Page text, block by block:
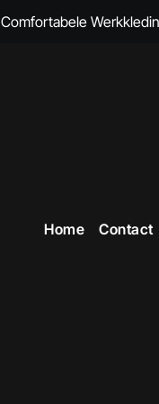
Kleding
Overall Kopen voor
voor Dames
Veiligheid in Stijl
voor Stijlvolle en
Uitstraling
Werkkleding in
Home Contact